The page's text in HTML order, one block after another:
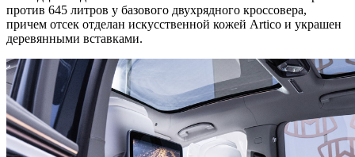
против 645 литров у базового двухрядного кроссовера,
причем отсек отделан искусственной кожей Artico и украшен
деревянными вставками.